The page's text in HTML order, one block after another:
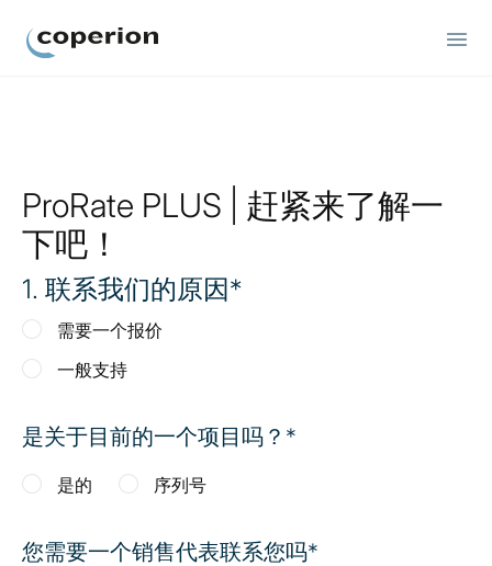
ProRate PLUS | 赶紧来了解一
下吧！
1. 联系我们的原因
需要一个报价
一般支持
是关于目前的一个项目吗？
是的 序列号
您需要一个销售代表联系您吗